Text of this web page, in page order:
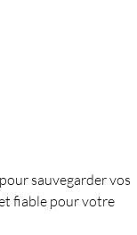
sauvegarder vos
fiable pour votre